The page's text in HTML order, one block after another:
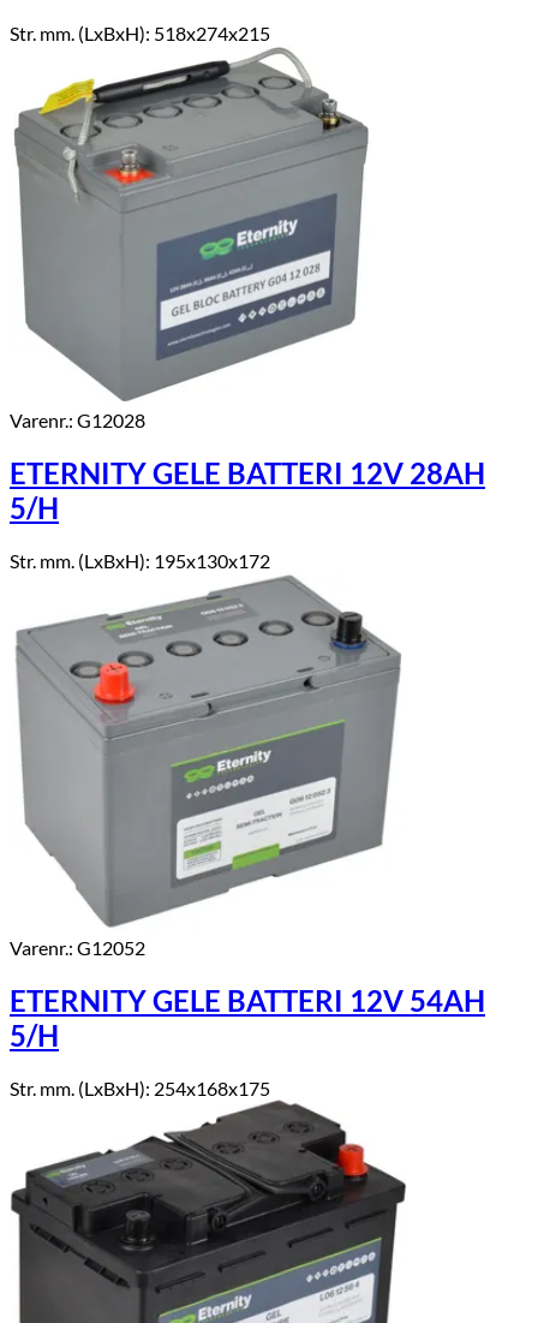
Str. mm. (LxBxH): 518x274x215
Varenr.: G12028
ETERNITY GELE BATTERI 12V 28AH
5/H
Str. mm. (LxBxH): 195x130x172
Varenr.: G12052
ETERNITY GELE BATTERI 12V 54AH
5/H
Str. mm. (LxBxH): 254x168x175